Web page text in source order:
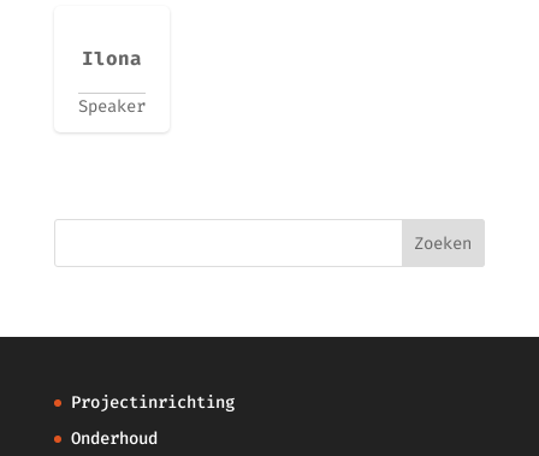
Ilona
Speaker
Projectinrichting
Onderhoud